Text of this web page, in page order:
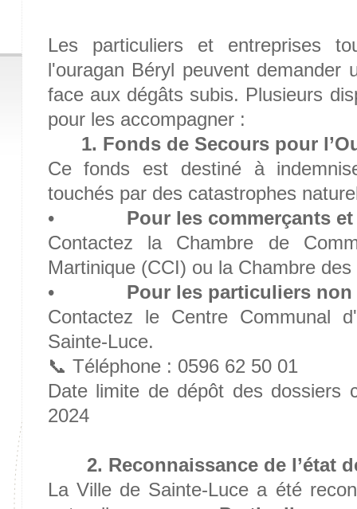
Les particuliers et entreprises
l'ouragan Béryl peuvent demander
face aux dégâts subis. Plusieurs
pour les accompagner :
1. Fonds de Secours pour
Ce fonds est destiné à
touchés par des catastrophes
• Pour les commerçants
Contactez la Chambre de
Martinique (CCI) ou la Chambre
• Pour les particuliers non
Contactez le Centre Communal
Sainte-Luce.
📞 Téléphone : 0596 62 50 01
Date limite de dépôt des dossiers
2024
2. Reconnaissance de l’état
La Ville de Sainte-Luce a été